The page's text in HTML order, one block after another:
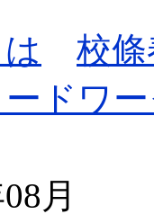
校
ドワ
月